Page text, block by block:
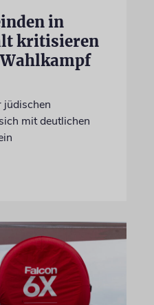
in
kritisieren
jüdischen
mit deutlichen